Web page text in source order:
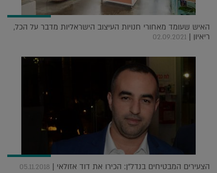
האיש שעומד מאחורי חנויות העיצוב הישראליות מדבר על הכל,
ריאיון | 02.09.2021
הצעירים המבטיחים בנדל"ן: הכירו את דוד אזולאי | 05.11.2018